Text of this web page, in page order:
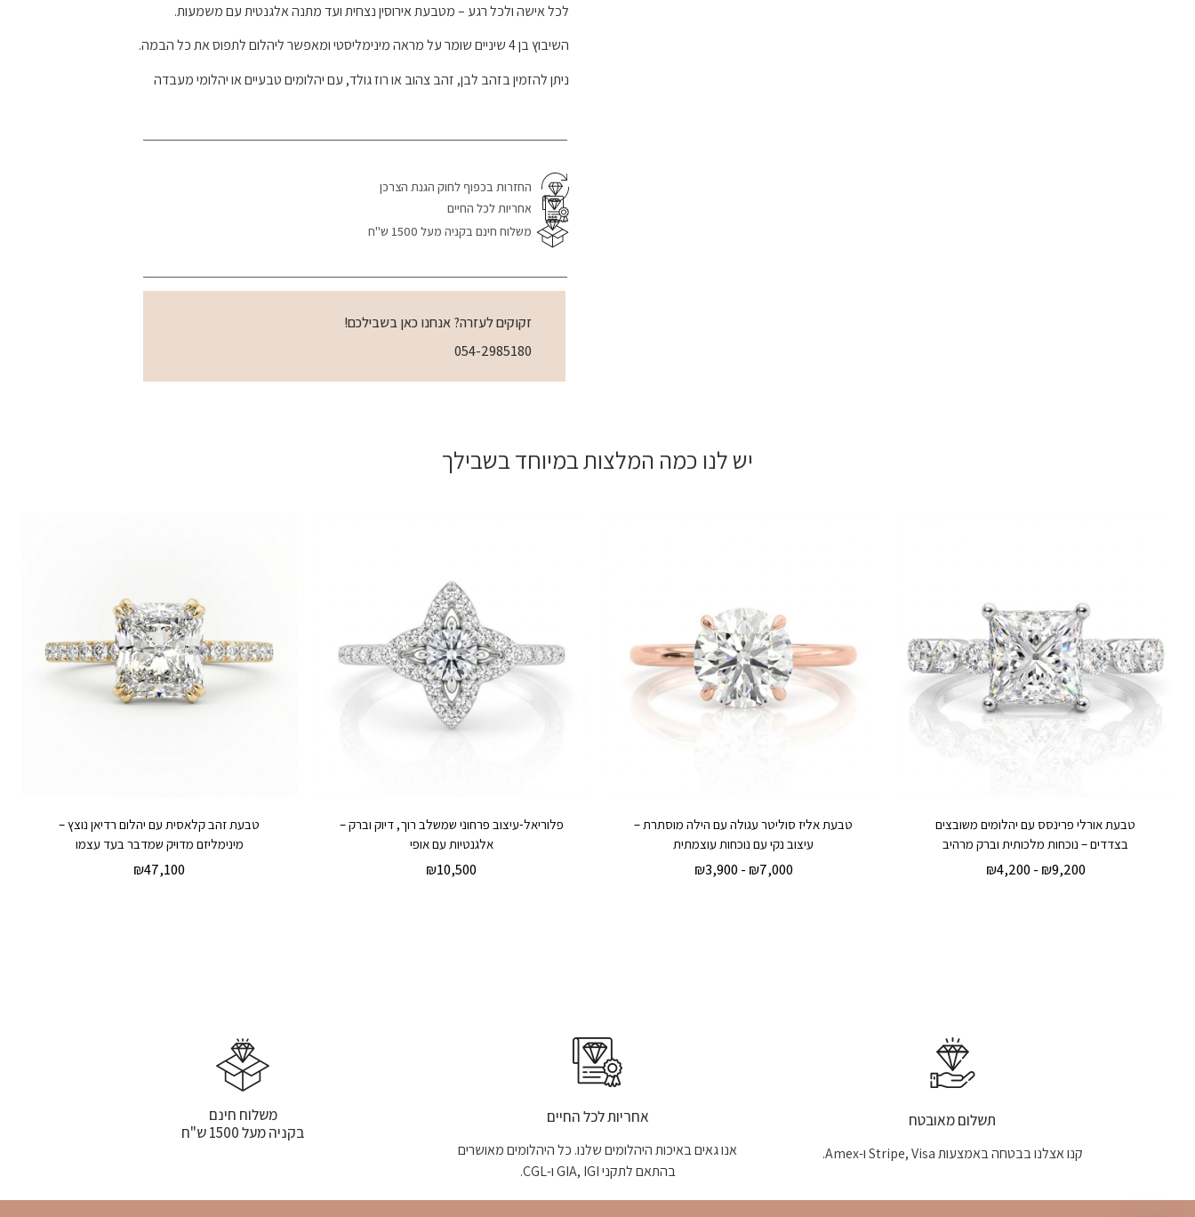
לכל אישה ולכל רגע – מטבעת אירוסין נצחית ועד מתנה אלגנטית עם משמעות.
השיבוץ בן 4 שיניים שומר על מראה מינימליסטי ומאפשר ליהלום לתפוס את כל הבמה.
ניתן להזמין בזהב לבן, זהב צהוב או רוז גולד, עם יהלומים טבעיים או יהלומי מעבדה
החזרות בכפוף לחוק הגנת הצרכן
אחריות לכל החיים
משלוח חינם בקניה מעל 1500 ש"ח
זקוקים לעזרה? אנחנו כאן בשבילכם!
054-2985180
יש לנו כמה המלצות במיוחד בשבילך
טבעת זהב קלאסית עם יהלום רדיאן נוצץ –
מינימליזם מדויק שמדבר בעד עצמו
₪47,100
פלוריאל-עיצוב פרחוני שמשלב רוך, דיוק וברק –
אלגנטיות עם אופי
₪10,500
טבעת אליז סוליטר עגולה עם הילה מוסתרת –
עיצוב נקי עם נוכחות עוצמתית
₪3,900- ₪7,000
טבעת אורלי פרינסס עם יהלומים משובצים
בצדדים – נוכחות מלכותית וברק מרהיב
₪4,200- ₪9,200
תשלום מאובטח
קנו אצלנו בבטחה באמצעות Stripe, Visa ו-Amex.
אחריות לכל החיים
אנו גאים באיכות היהלומים שלנו. כל היהלומים מאושרים
בהתאם לתקני GIA, IGI ו-CGL.
משלוח חינם
בקניה מעל 1500 ש"ח